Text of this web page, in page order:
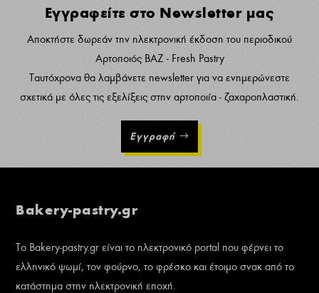
Εγγραφείτε στο Newsletter μας
Αποκτήστε δωρεάν την ηλεκτρονική έκδοση του περιοδικού
Αρτοποιός ΒΑΖ - Fresh Pastry
Ταυτόχρονα θα λαμβάνετε newsletter για να ενημερώνεστε
σχετικά με όλες τις εξελίξεις στην αρτοποιία - ζαχαροπλαστική.
Εγγραφή
Bakery-pastry.gr
Το Bakery-pastry.gr είναι το ηλεκτρονικό portal που φέρνει το
ελληνικό ψωμί, τον φούρνο, το φρέσκο και έτοιμο σνακ από το
κατάστημα στην ηλεκτρονική εποχή.